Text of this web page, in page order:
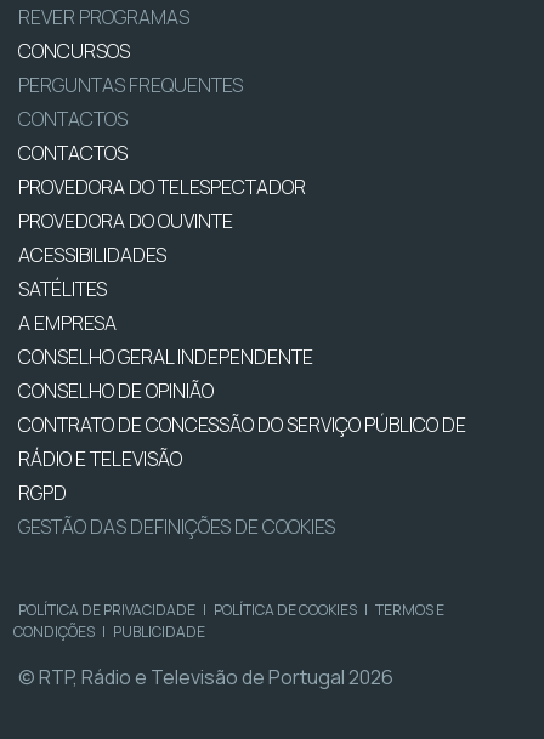
REVER PROGRAMAS
CONCURSOS
PERGUNTAS FREQUENTES
CONTACTOS
CONTACTOS
PROVEDORA DO TELESPECTADOR
PROVEDORA DO OUVINTE
ACESSIBILIDADES
SATÉLITES
A EMPRESA
CONSELHO GERAL INDEPENDENTE
CONSELHO DE OPINIÃO
CONTRATO DE CONCESSÃO DO SERVIÇO PÚBLICO DE
RÁDIO E TELEVISÃO
RGPD
GESTÃO DAS DEFINIÇÕES DE COOKIES
POLÍTICA DE PRIVACIDADE | POLÍTICA DE COOKIES | TERMOS E
CONDIÇÕES | PUBLICIDADE
© RTP, Rádio e Televisão de Portugal 2026